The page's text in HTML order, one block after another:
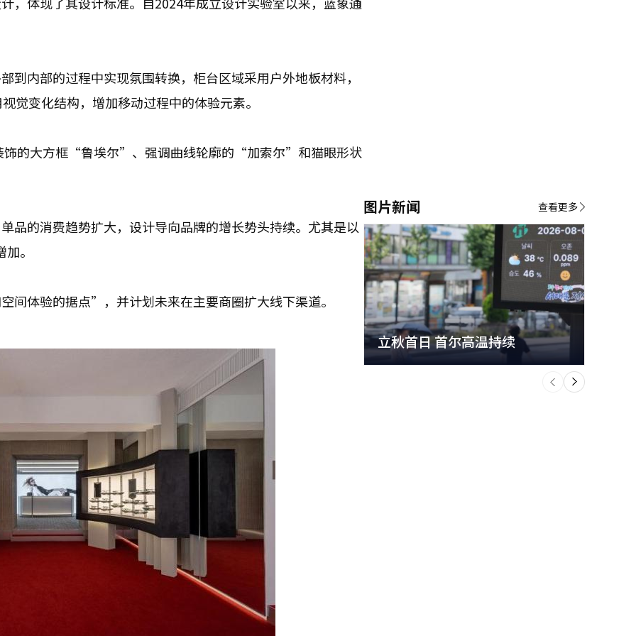
到内部的过程中实现氛围转换，柜台区域采用户外地板材料，
觉变化结构，增加移动过程中的体验元素。
饰的大方框“鲁埃尔”、强调曲线轮廓的“加索尔”和猫眼形状
品的消费趋势扩大，设计导向品牌的增长势头持续。尤其是以
。
间体验的据点”，并计划未来在主要商圈扩大线下渠道。
图片新闻
立秋首日 首尔高温持续
下
一
个
查看更多